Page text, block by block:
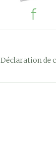
Déclaration de